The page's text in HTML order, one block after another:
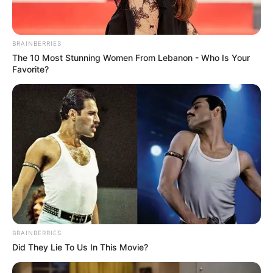
folyadékot inni, és különösen figyelni a
gyerekekre, idősekre és háziállatokra is.
BRAINBERRIES
The 10 Most Stunning Women From Lebanon - Who Is Your
Favorite?
BRAINBERRIES
Did They Lie To Us In This Movie?